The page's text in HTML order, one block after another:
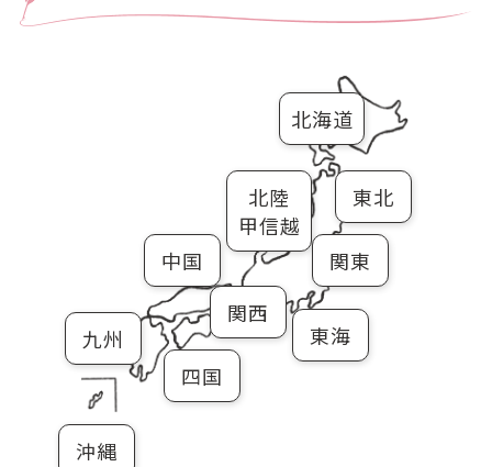
北海道
東北
北陸
甲信越
関東
東海
関西
中国
四国
九州
沖縄